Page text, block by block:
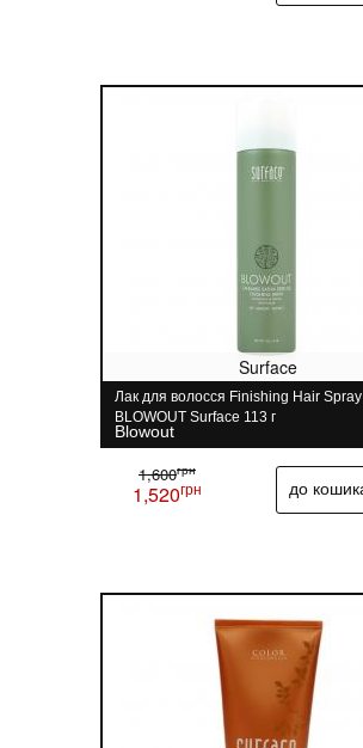
Surface
Лак для волосся Finishing Hair Spray
BLOWOUT Surface 113 г
Blowout
1,600грн
1,520грн